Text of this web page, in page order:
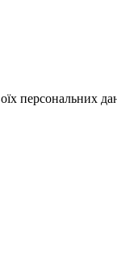
персональних